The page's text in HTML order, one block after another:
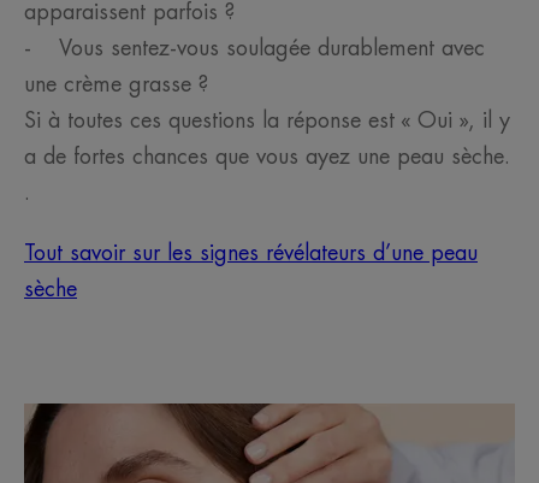
apparaissent parfois ?
- Vous sentez-vous soulagée durablement avec
une crème grasse ?
Si à toutes ces questions la réponse est « Oui », il y
a de fortes chances que vous ayez une peau sèche.
.
Tout savoir sur les signes révélateurs d’une peau
sèche